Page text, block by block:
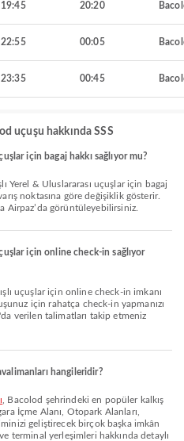
19:45 20:20
22:55 00:05
23:35 00:45
uçuşu hakkında SSS
için bagaj hakkı sağlıyor mu?
noktasına göre değişiklik gösterir.
Airpaz’da görüntüleyebilirsiniz.
için online check-in sağlıyor
için rahatça check-in yapmanızı
verilen talimatları takip etmeniz
hangileridir?
, Bacolod şehrindeki en popüler kalkış
İçme Alanı, Otopark Alanları,
geliştirecek birçok başka imkân
terminal yerleşimleri hakkında detaylı